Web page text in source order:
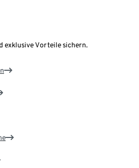
exklusive Vorteile sichern.